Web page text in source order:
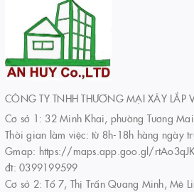
CÔNG TY TNHH THƯƠNG MẠI XÂY LẮP
Cơ sở 1: 32 Minh Khai, phường Tương
Thời gian làm việc: từ 8h-18h hàng ngày
Gmap: https://maps.app.goo.gl/
đt: 0399199599
Cơ sở 2: Tổ 7, Thị Trấn Quang Minh, Mê